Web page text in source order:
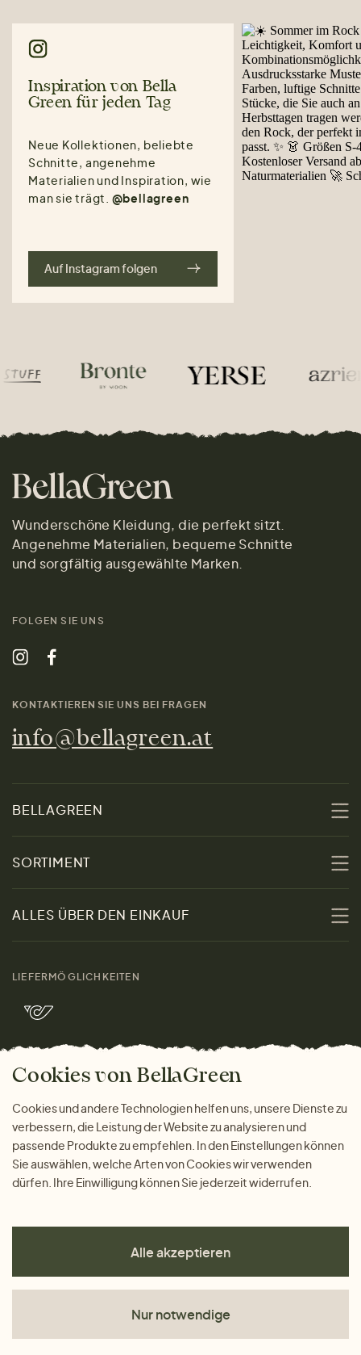
Inspiration von Bella
Green für jeden Tag
Neue Kollektionen, beliebte
Schnitte, angenehme
Materialien und Inspiration, wie
man sie trägt. @bellagreen
Auf Instagram folgen
Wunderschöne Kleidung, die perfekt sitzt.
Angenehme Materialien, bequeme Schnitte
und sorgfältig ausgewählte Marken.
FOLGEN SIE UNS
KONTAKTIEREN SIE UNS BEI FRAGEN
info@bellagreen.at
BELLAGREEN
Nachhaltigkeit
Kontakt
Marken
Bella Green Magazin
SORTIMENT
Damen
Herren
Wohnen
Geschenke
ALLES ÜBER DEN EINKAUF
Warum bei uns einkaufen
LIEFERMÖGLICHKEITEN
ZAHLUNGSMÖGLICHKEITEN
Cookies von BellaGreen
Cookies und andere Technologien helfen uns, unsere Dienste zu
verbessern, die Leistung der Website zu analysieren und
passende Produkte zu empfehlen. In den Einstellungen können
Sie auswählen, welche Arten von Cookies wir verwenden
dürfen. Ihre Einwilligung können Sie jederzeit widerrufen.
Alle akzeptieren
Nur notwendige